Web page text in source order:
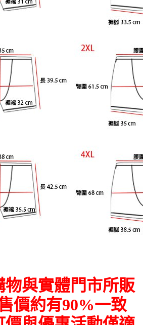
物與實體門市所販
價約有90%一致